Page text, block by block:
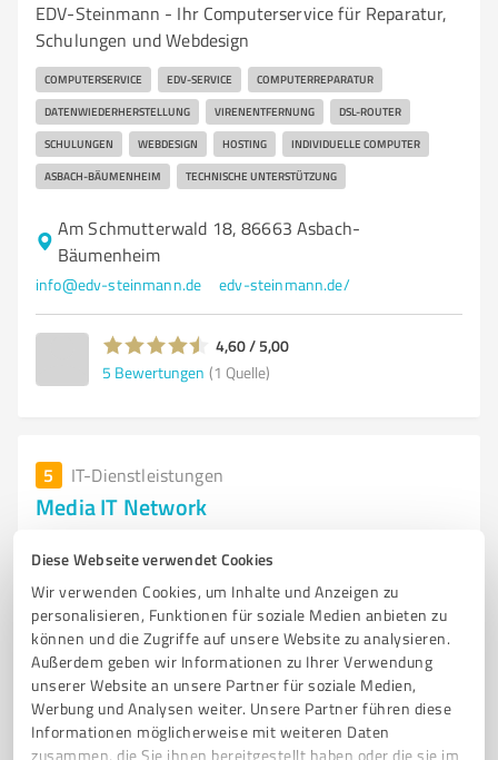
Diese Webseite verwendet Cookies
Wir verwenden Cookies, um Inhalte und Anzeigen zu
personalisieren, Funktionen für soziale Medien anbieten zu
können und die Zugriffe auf unsere Website zu analysieren.
Außerdem geben wir Informationen zu Ihrer Verwendung
unserer Website an unsere Partner für soziale Medien,
Werbung und Analysen weiter. Unsere Partner führen diese
Informationen möglicherweise mit weiteren Daten
zusammen, die Sie ihnen bereitgestellt haben oder die sie im
EDV-Steinmann - Ihr Computerservice für Reparatur,
Schulungen und Webdesign
COMPUTERSERVICE EDV-SERVICE COMPUTERREPARATUR
DATENWIEDERHERSTELLUNG VIRENENTFERNUNG DSL-ROUTER
SCHULUNGEN WEBDESIGN HOSTING INDIVIDUELLE COMPUTER
ASBACH-BÄUMENHEIM TECHNISCHE UNTERSTÜTZUNG
Am Schmutterwald 18, 86663 Asbach-
Bäumenheim
info@edv-steinmann.de edv-steinmann.de/
4,60 / 5,00
5 Bewertungen (1 Quelle)
5 IT-Dienstleistungen
Media IT Network
Donauwörth - Media IT Network
INTERNETANBIETER DSL-ANSCHLÜSSE TELEFONANLAGEN
NETZWERKTECHNIK SMART HOME SICHERHEITSEINRICHTUNGEN
BRANDMELDEANLAGEN IT-DIENSTLEISTUNGEN
INDIVIDUELLE LÖSUNGEN DONAUWÖRTH ENDKUNDENBETREUUNG
INSTALLATION